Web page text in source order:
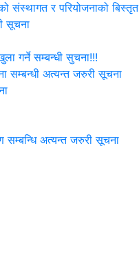
संस्थागत र परियोजनाको बिस्तृत
सूचना
गर्ने सम्बन्धी सुचना!!!
सम्बन्धी अत्यन्त जरुरी सूचना
सम्बन्धि अत्यन्त जरुरी सूचना